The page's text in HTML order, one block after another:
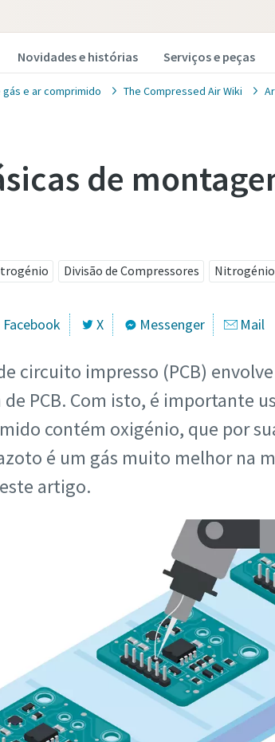
Novidades e histórias Serviços e peças
e ar comprimido The Compressed Air Wiki
de
Divisão de Compressores Nitrogénio
Facebook X Messenger Mail
circuito impresso (PCB)
PCB. Com isto, é importante
contém oxigénio, que por
é um gás muito melhor na
artigo.
pessoais